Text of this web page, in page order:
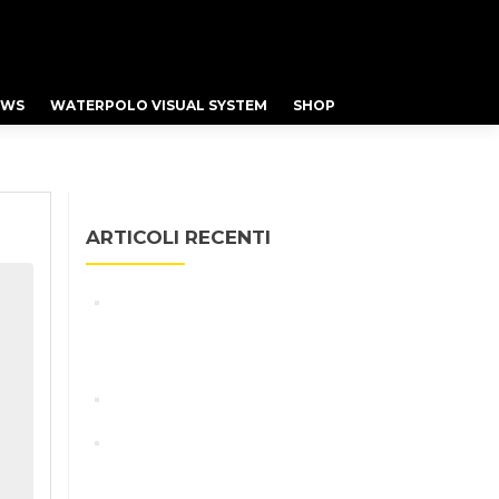
WATERPOLO VISUAL SYSTEM SHOP
ARTICOLI RECENTI